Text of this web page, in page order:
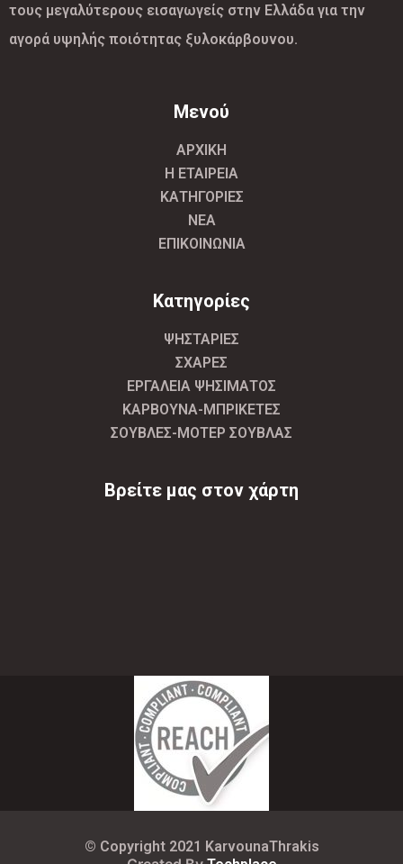
τους μεγαλύτερους εισαγωγείς στην Ελλάδα για την
αγορά υψηλής ποιότητας ξυλοκάρβουνου.
Μενού
ΑΡΧΙΚΗ
Η ΕΤΑΙΡΕΙΑ
ΚΑΤΗΓΟΡΙΕΣ
ΝΕΑ
ΕΠΙΚΟΙΝΩΝΙΑ
Κατηγορίες
ΨΗΣΤΑΡΙΕΣ
ΣΧΑΡΕΣ
ΕΡΓΑΛΕΙΑ ΨΗΣΙΜΑΤΟΣ
ΚΑΡΒΟΥΝΑ-ΜΠΡΙΚΕΤΕΣ
ΣΟΥΒΛΕΣ-ΜΟΤΕΡ ΣΟΥΒΛΑΣ
Βρείτε μας στον χάρτη
© Copyright 2021 KarvounaThrakis